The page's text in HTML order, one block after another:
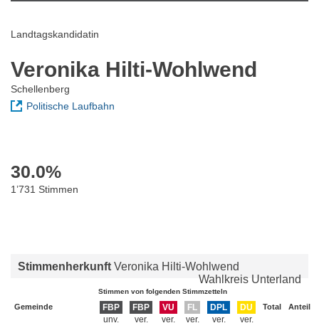
Landtagskandidatin
Veronika Hilti-Wohlwend
Schellenberg
Politische Laufbahn
30.0%
1’731 Stimmen
Stimmenherkunft Veronika Hilti-Wohlwend
Wahlkreis Unterland
Stimmen von folgenden Stimmzetteln
Gemeinde FBP FBP VU FL DPL DU Total Anteil